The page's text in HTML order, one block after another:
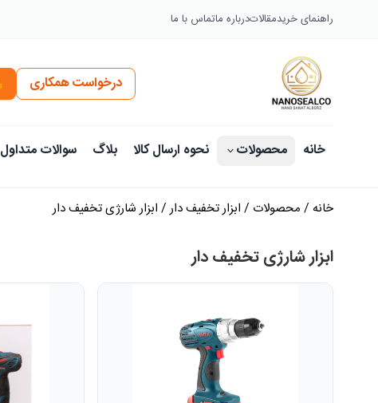
راهنمای خریدمقالاتدرباره ماتماس با ما
درخواست همکاری
خانه محصولات نحوه ارسال کالا بلاگ سوالات متداول
خانه / محصولات / ابزار تخفیف دار / ابزار شارژی تخفیف دار
ابزار شارژی تخفیف دار